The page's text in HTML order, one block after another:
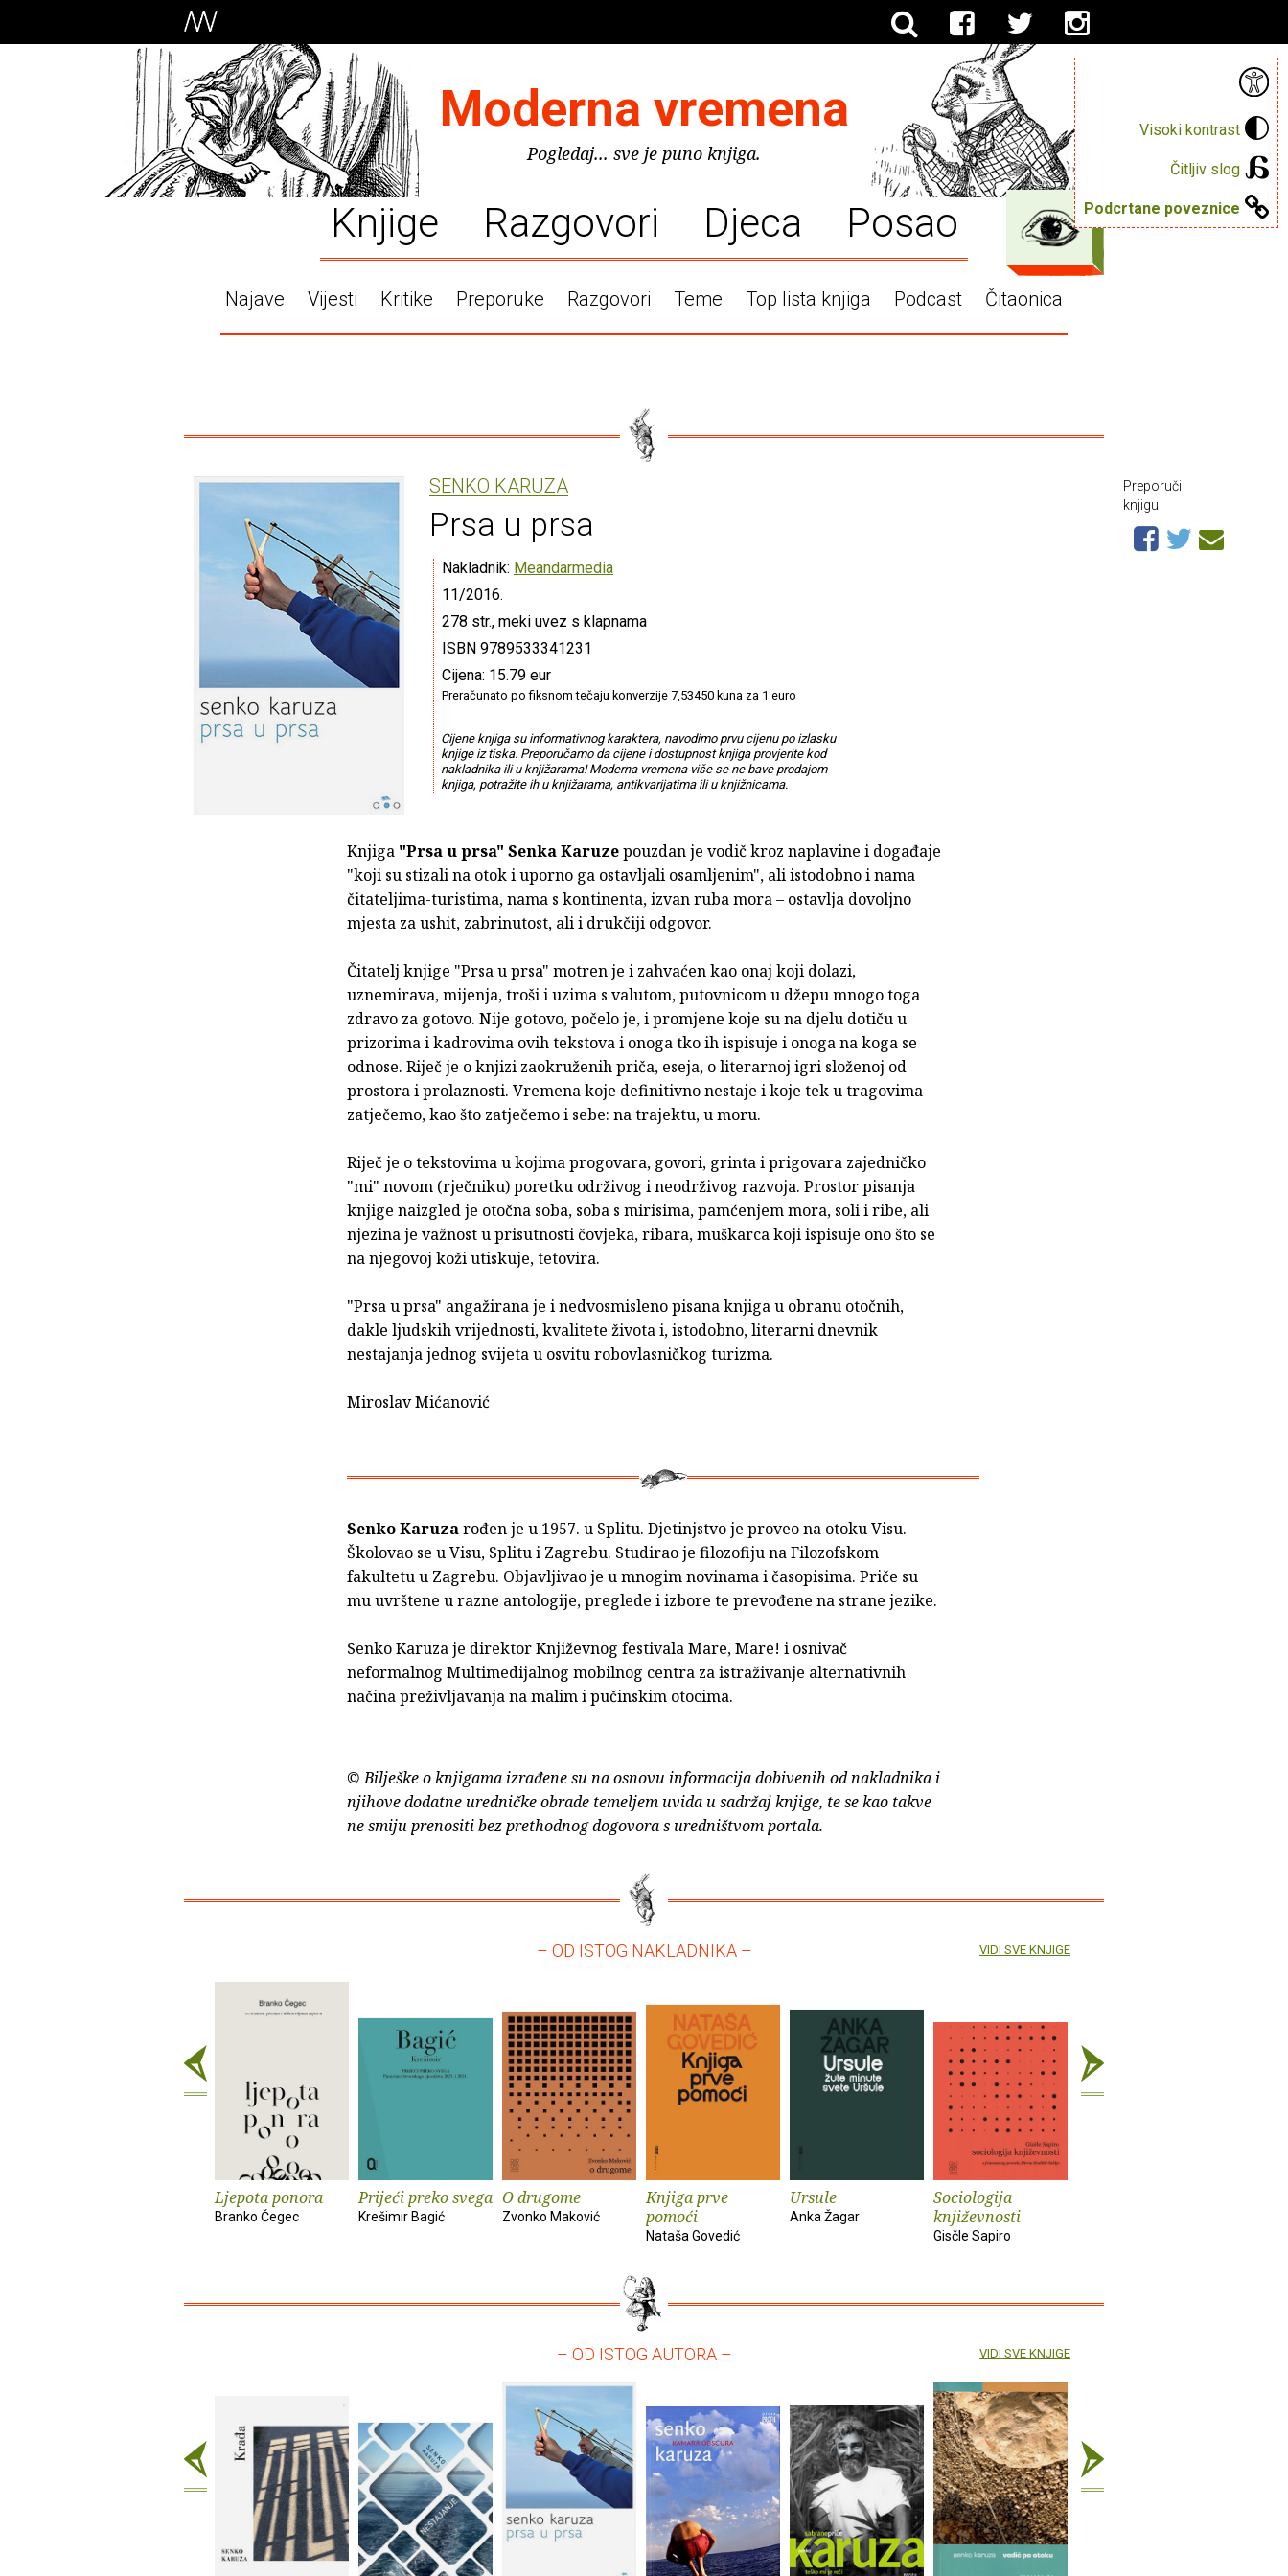
Visoki kontrast
Čitljiv slog
Podcrtane poveznice
Moderna vremena
Pogledaj... sve je puno knjiga.
Knjige Razgovori Djeca Posao
Najave Vijesti Kritike Preporuke Razgovori Teme Top lista knjiga Podcast Čitaonica
SENKO KARUZA
Prsa u prsa
Nakladnik: Meandarmedia
11/2016.
278 str., meki uvez s klapnama
ISBN 9789533341231
Cijena: 15.79 eur
Preračunato po fiksnom tečaju konverzije 7,53450 kuna za 1 euro
Cijene knjiga su informativnog karaktera, navodimo prvu cijenu po izlasku
knjige iz tiska. Preporučamo da cijene i dostupnost knjiga provjerite kod
nakladnika ili u knjižarama! Moderna vremena više se ne bave prodajom
knjiga, potražite ih u knjižarama, antikvarijatima ili u knjižnicama.
Knjiga "Prsa u prsa" Senka Karuzepouzdan je vodič kroz naplavine i događaje
"koji su stizali na otok i uporno ga ostavljali osamljenim", ali istodobno i nama
čitateljima-turistima, nama s kontinenta, izvan ruba mora – ostavlja dovoljno
mjesta za ushit, zabrinutost, ali i drukčiji odgovor.
Čitatelj knjige "Prsa u prsa" motren je i zahvaćen kao onaj koji dolazi,
uznemirava, mijenja, troši i uzima s valutom, putovnicom u džepu mnogo toga
zdravo za gotovo. Nije gotovo, počelo je, i promjene koje su na djelu dotiču u
prizorima i kadrovima ovih tekstova i onoga tko ih ispisuje i onoga na koga se
odnose. Riječ je o knjizi zaokruženih priča, eseja, o literarnoj igri složenoj od
prostora i prolaznosti. Vremena koje definitivno nestaje i koje tek u tragovima
zatječemo, kao što zatječemo i sebe: na trajektu, u moru.
Riječ je o tekstovima u kojima progovara, govori, grinta i prigovara zajedničko
"mi" novom (rječniku) poretku održivog i neodrživog razvoja. Prostor pisanja
knjige naizgled je otočna soba, soba s mirisima, pamćenjem mora, soli i ribe, ali
njezina je važnost u prisutnosti čovjeka, ribara, muškarca koji ispisuje ono što se
na njegovoj koži utiskuje, tetovira.
"Prsa u prsa" angažirana je i nedvosmisleno pisana knjiga u obranu otočnih,
dakle ljudskih vrijednosti, kvalitete života i, istodobno, literarni dnevnik
nestajanja jednog svijeta u osvitu robovlasničkog turizma.
Miroslav Mićanović
Senko Karuzarođen je u 1957. u Splitu. Djetinjstvo je proveo na otoku Visu.
Školovao se u Visu, Splitu i Zagrebu. Studirao je filozofiju na Filozofskom
fakultetu u Zagrebu. Objavljivao je u mnogim novinama i časopisima. Priče su
mu uvrštene u razne antologije, preglede i izbore te prevođene na strane jezike.
Senko Karuza je direktor Književnog festivala Mare, Mare! i osnivač
neformalnog Multimedijalnog mobilnog centra za istraživanje alternativnih
načina preživljavanja na malim i pučinskim otocima.
© Bilješke o knjigama izrađene su na osnovu informacija dobivenih od nakladnika i
njihove dodatne uredničke obrade temeljem uvida u sadržaj knjige, te se kao takve
ne smiju prenositi bez prethodnog dogovora s uredništvom portala.
Preporuči
knjigu
– OD ISTOG NAKLADNIKA –
Ljepota ponora
Branko Čegec
Prijeći preko svega
Krešimir Bagić
O drugome
Zvonko Maković
Knjiga prve
pomoći
Nataša Govedić
Ursule
Anka Žagar
Sociologija
književnosti
Gisčle Sapiro
VIDI SVE KNJIGE
– OD ISTOG AUTORA – VIDI SVE KNJIGE